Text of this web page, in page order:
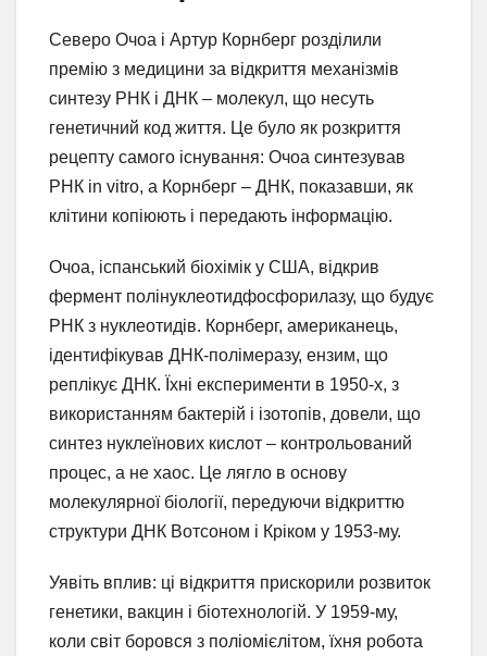
Северо Очоа і Артур Корнберг розділили
премію з медицини за відкриття механізмів
синтезу РНК і ДНК – молекул, що несуть
генетичний код життя. Це було як розкриття
рецепту самого існування: Очоа синтезував
РНК in vitro, а Корнберг – ДНК, показавши, як
клітини копіюють і передають інформацію.
Очоа, іспанський біохімік у США, відкрив
фермент полінуклеотидфосфорилазу, що будує
РНК з нуклеотидів. Корнберг, американець,
ідентифікував ДНК-полімеразу, ензим, що
реплікує ДНК. Їхні експерименти в 1950-х, з
використанням бактерій і ізотопів, довели, що
синтез нуклеїнових кислот – контрольований
процес, а не хаос. Це лягло в основу
молекулярної біології, передуючи відкриттю
структури ДНК Вотсоном і Кріком у 1953-му.
Уявіть вплив: ці відкриття прискорили розвиток
генетики, вакцин і біотехнологій. У 1959-му,
коли світ боровся з поліомієлітом, їхня робота